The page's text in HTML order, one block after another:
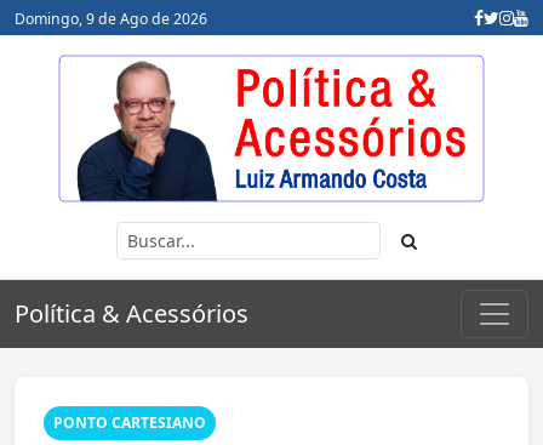
Domingo, 9 de Ago de 2026
Política & Acessórios
PONTO CARTESIANO